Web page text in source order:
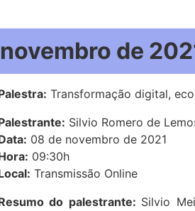
de
Transformação digital,
Silvio Romero de
08 de novembro de 2021
09:30h
Transmissão Online
do palestrante: Silvio